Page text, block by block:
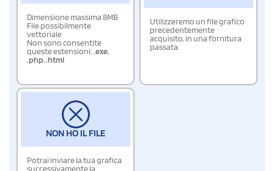
Dimensione massima 8MB
File possibilmente
vettoriale
Non sono consentite
queste estensioni:.exe,
.php,.html
Utilizzeremo un file grafico
precedentemente
acquisito, in una fornitura
passata.
NON HO IL FILE
Potrai inviare la tua grafica
successivamente la